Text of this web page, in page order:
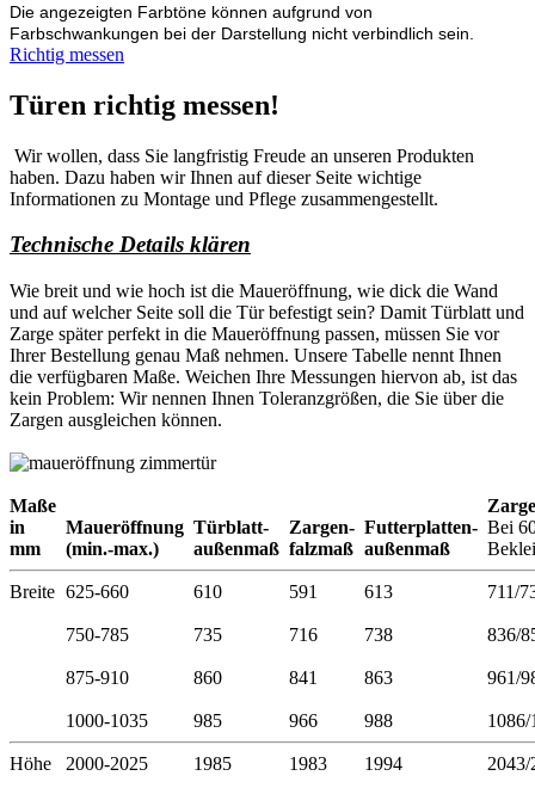
Die angezeigten Farbtöne können aufgrund von
Farbschwankungen bei der Darstellung nicht verbindlich sein.
Richtig messen
Türen richtig messen!
Wir wollen, dass Sie langfristig Freude an unseren Produkten
haben. Dazu haben wir Ihnen auf dieser Seite wichtige
Informationen zu Montage und Pflege zusammengestellt.
Technische Details klären
Wie breit und wie hoch ist die Maueröffnung, wie dick die Wand
und auf welcher Seite soll die Tür befestigt sein? Damit Türblatt und
Zarge später perfekt in die Maueröffnung passen, müssen Sie vor
Ihrer Bestellung genau Maß nehmen. Unsere Tabelle nennt Ihnen
die verfügbaren Maße. Weichen Ihre Messungen hiervon ab, ist das
kein Problem: Wir nennen Ihnen Toleranzgrößen, die Sie über die
Zargen ausgleichen können.
Maße
in
mm
Maueröffnung
(min.-max.)
Türblatt-
außenmaß
Zargen-
falzmaß
Futterplatten-
außenmaß
Bei
Breite 625-660 610 591 613 711/
750-785 735 716 738 836/
875-910 860 841 863 961/
1000-1035 985 966 988 1086/
Höhe 2000-2025 1985 1983 1994 2043/